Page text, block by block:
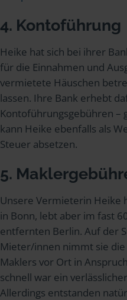
4. Kontoführung
Heike hat sich bei ihrer
für die Einnahmen und
vermietete Häuschen
lassen. Ihre Bank erhebt
Kontoführungsgebühren –
kann Heike ebenfalls als
Steuer absetzen.
5.
Unsere Vermieterin Heike
in Bonn, lebt aber im fast
entfernten Berlin. Auf der
Mieter/innen nimmt sie
Maklers vor Ort in
schnell war ein
Allerdings entstanden